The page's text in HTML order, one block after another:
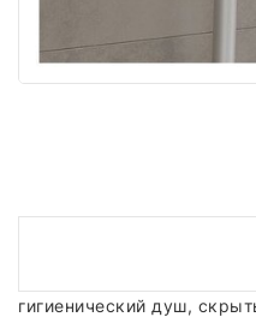
гигиенический душ,